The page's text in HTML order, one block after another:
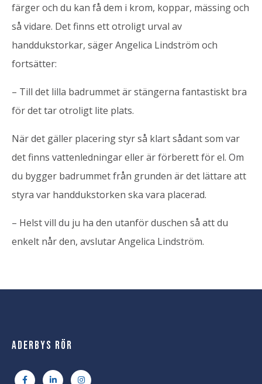
färger och du kan få dem i krom, koppar, mässing och
så vidare. Det finns ett otroligt urval av
handdukstorkar, säger Angelica Lindström och
fortsätter:
– Till det lilla badrummet är stängerna fantastiskt bra
för det tar otroligt lite plats.
När det gäller placering styr så klart sådant som var
det finns vattenledningar eller är förberett för el. Om
du bygger badrummet från grunden är det lättare att
styra var handdukstorken ska vara placerad.
– Helst vill du ju ha den utanför duschen så att du
enkelt når den, avslutar Angelica Lindström.
ADERBYS RÖR